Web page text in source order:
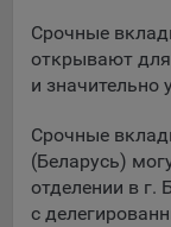
меры по
предпочтений
интернет-сайты
хранимый на
автоматически
того, субъект
Срочные
открывают
и значительно
Срочные
(Беларусь)
отделении в г.
с